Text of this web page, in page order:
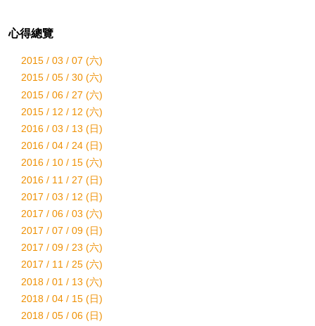
心得總覽
2015 / 03 / 07 (六)
2015 / 05 / 30 (六)
2015 / 06 / 27 (六)
2015 / 12 / 12 (六)
2016 / 03 / 13 (日)
2016 / 04 / 24 (日)
2016 / 10 / 15 (六)
2016 / 11 / 27 (日)
2017 / 03 / 12 (日)
2017 / 06 / 03 (六)
2017 / 07 / 09 (日)
2017 / 09 / 23 (六)
2017 / 11 / 25 (六)
2018 / 01 / 13 (六)
2018 / 04 / 15 (日)
2018 / 05 / 06 (日)